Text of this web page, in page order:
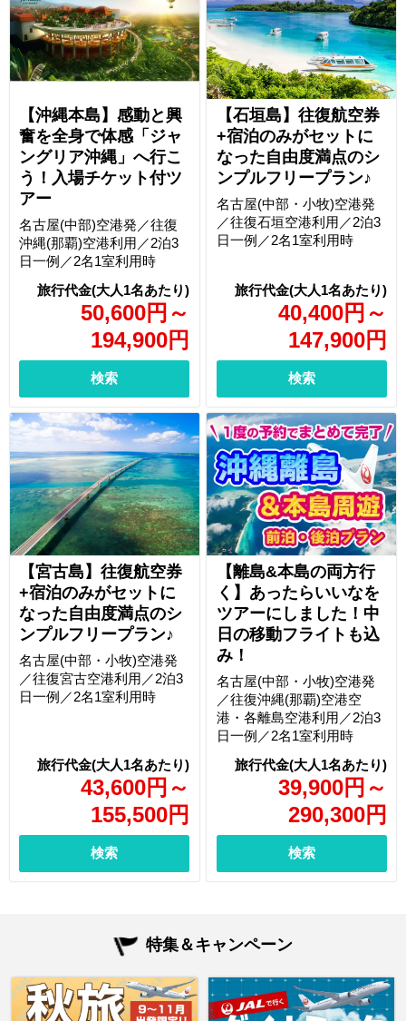
【沖縄本島】感動と興
奮を全身で体感「ジャ
ングリア沖縄」へ行こ
う！入場チケット付ツ
アー
50,600円 ～
194,900円
名古屋(中部)空港発／往復
沖縄(那覇)空港利用／2泊3
日一例／2名1室利用時
検索
【石垣島】往復航空券
+宿泊のみがセットに
なった自由度満点のシ
ンプルフリープラン♪
40,400円 ～
147,900円
名古屋(中部・小牧)空港発
／往復石垣空港利用／2泊3
日一例／2名1室利用時
検索
【宮古島】往復航空券
+宿泊のみがセットに
なった自由度満点のシ
ンプルフリープラン♪
43,600円 ～
155,500円
名古屋(中部・小牧)空港発
／往復宮古空港利用／2泊3
日一例／2名1室利用時
検索
【離島&本島の両方行
く】あったらいいなを
ツアーにしました！中
日の移動フライトも込
み！
39,900円 ～
290,300円
名古屋(中部・小牧)空港発
／往復沖縄(那覇)空港空
港・各離島空港利用／2泊3
日一例／2名1室利用時
検索
特集＆キャンペーン